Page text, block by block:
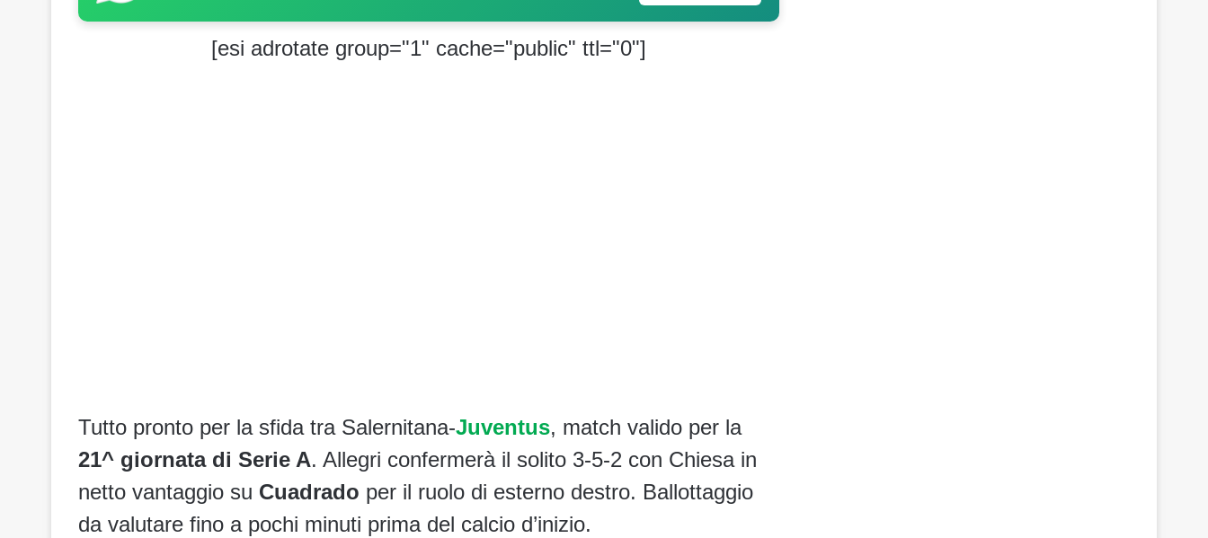
[esi adrotate group="1" cache="public" ttl="0"]
Tutto pronto per la sfida tra Salernitana-Juventus, match valido per la
21^ giornata di Serie A. Allegri confermerà il solito 3-5-2 con Chiesa in
netto vantaggio su Cuadrado per il ruolo di esterno destro. Ballottaggio
da valutare fino a pochi minuti prima del calcio d’inizio.